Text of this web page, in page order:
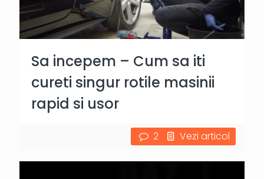
Sa incepem – Cum sa iti
cureti singur rotile masinii
rapid si usor
2 Vezi articol